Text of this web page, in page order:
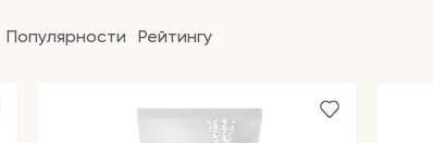
Популярности Рейтингу